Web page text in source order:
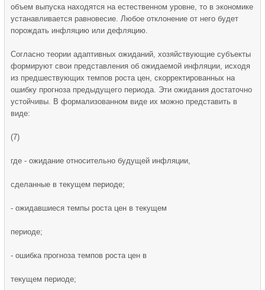
объем выпуска находятся на естественном уровне, то в экономике
устанавливается равновесие. Любое отклонение от него будет
порождать инфляцию или дефляцию.
Согласно теории адаптивных ожиданий, хозяйствующие субъекты
формируют свои представления об ожидаемой инфляции, исходя
из предшествующих темпов роста цен, скорректированных на
ошибку прогноза предыдущего периода. Эти ожидания достаточно
устойчивы. В формализованном виде их можно представить в
виде:
(7)
где - ожидание относительно будущей инфляции,
сделанные в текущем периоде;
- ожидавшиеся темпы роста цен в текущем
периоде;
- ошибка прогноза темпов роста цен в
текущем периоде;